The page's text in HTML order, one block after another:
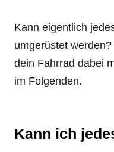
Kann eigentlich
umgerüstet
dein Fahrrad dabei
im Folgenden.
Kann ich